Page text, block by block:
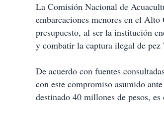
La Comisión Nacional de
embarcaciones menores en el
presupuesto, al ser la institución
y combatir la captura ilegal de pez
De acuerdo con fuentes
con este compromiso asumido
destinado 40 millones de pesos,